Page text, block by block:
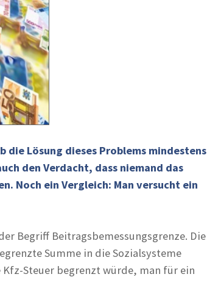
die Lösung dieses Problems mindestens
den Verdacht, dass niemand das
Noch ein Vergleich: Man versucht ein
Begriff Beitragsbemessungsgrenze. Die
Summe in die Sozialsysteme
Kfz-Steuer begrenzt würde, man für ein